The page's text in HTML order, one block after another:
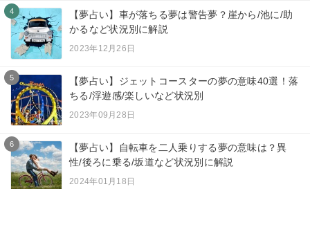
4
【夢占い】車が落ちる夢は警告夢？崖から/池に/助
かるなど状況別に解説
2023年12月26日
5
【夢占い】ジェットコースターの夢の意味40選！落
ちる/浮遊感/楽しいなど状況別
2023年09月28日
6
【夢占い】自転車を二人乗りする夢の意味は？異
性/後ろに乗る/坂道など状況別に解説
2024年01月18日